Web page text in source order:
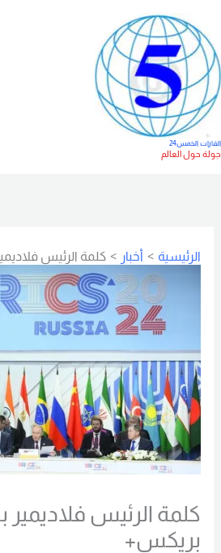
الخمس24
حول العالم
الرئيسية أخبار كلمة الرئيس
كلمة الرئيس فلاديمير
بريكس+
ص
ف
ا